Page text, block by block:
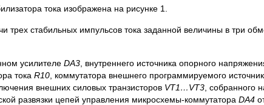
тока изображена на рисунке 1.
трех стабильных импульсов тока заданной величины в три
усилителе DA3 , внутреннего источника опорного
тока R10 , коммутатора внешнего программируемого
внешних силовых транзисторов VT1…VT3 , собранного
развязки цепей управления микросхемы-коммутатора DA4